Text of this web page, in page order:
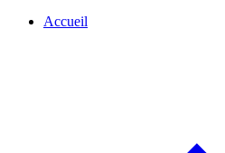
Accueil